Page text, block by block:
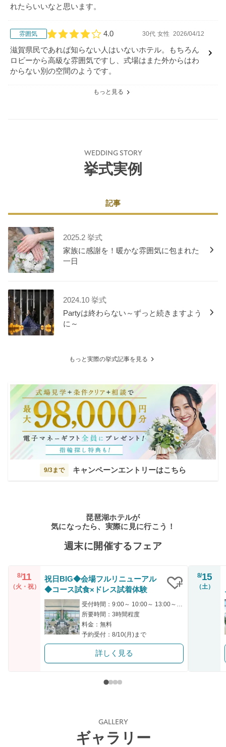
れたらいいなと思います。
雰囲気
口コミ評価
4.0 30代 女性 2026/04/12
滋賀県民であれば知らない人はいないホテル。もちろん
ロビーから高級な雰囲気ですし、式場はまた外からはわ
からない別の空間のようです。
もっと見る
WEDDING STORY
挙式実例
記事
2025.2 挙式
家族に感謝を！暖かな雰囲気に包まれた
一日
2024.10 挙式
Partyは終わらない～ずっと続きますよう
に～
もっと実際の挙式記事を見る
9/3まで キャンペーンエントリーはこちら
琵琶湖ホテルが
気になったら、実際に見に行こう！
週末に開催するフェア
8/11
（火・祝）
祝日BIG◆会場フルリニューアル
◆コース試食×ドレス試着体験
受付時間：9:00～ 10:00～ 13:00～ 14:00～ 16:30～
所要時間：3時間程度
料金：無料
予約受付：8/10(月)まで
詳しく見る
8/15
（土）
GALLERY
ギャラリー